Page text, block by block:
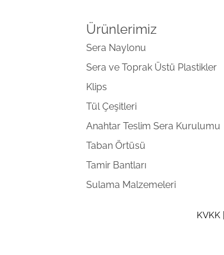
Ürünlerimiz
Sera Naylonu
Sera ve Toprak Üstü Plastikler
Klips
Tül Çeşitleri
Anahtar Teslim Sera Kurulumu
Taban Örtüsü
Tamir Bantları
Sulama Malzemeleri
KVKK